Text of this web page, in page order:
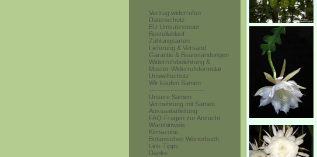
Vertrag widerrufen
Datenschutz
EU Umsatzsteuer
Bestellablauf
Zahlungsarten
Lieferung & Versand
Garantie & Beanstandungen
Widerrufsbelehrung &
Muster-Widerrufsformular
Umweltschutz
Wir kaufen Samen
------------------------
Unsere Samen
Vermehrung mit Samen
Aussaatanleitung
FAQ-Fragen zur Anzucht
Warnhinweis
Klimazone
Botanisches Wörterbuch
Link-Tipps
Danke